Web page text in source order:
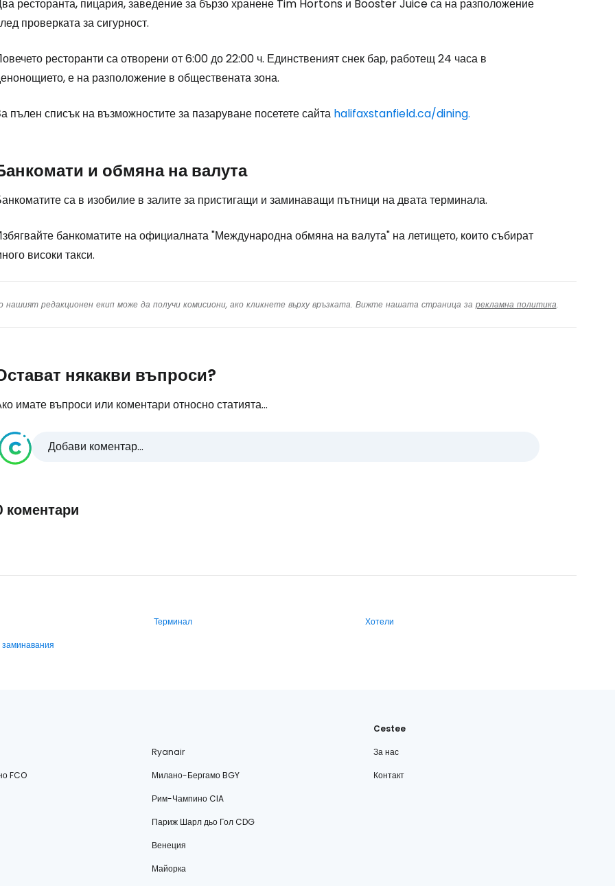
ресторанта, пицария, заведение за бързо хранене Tim Hortons и Booster Juice са на разположение
проверката за сигурност.
ресторанти са отворени от 6:00 до 22:00 ч. Единственият снек бар, работещ 24 часа в
е на разположение в обществената зона.
пълен списък на възможностите за пазаруване посетете сайта halifaxstanfield.ca/dining.
и обмяна на валута
са в изобилие в залите за пристигащи и заминаващи пътници на двата терминала.
банкоматите на официалната "Международна обмяна на валута" на летището, които събират
високи такси.
редакционен екип може да получи комисиони, ако кликнете върху връзката. Вижте нашата страница за рекламна политика.
някакви въпроси?
имате въпроси или коментари относно статията...
Добави коментар...
коментари
Терминал
Хотели
Ryanair
FCO
Милано-Бергамо BGY
Рим-Чампино CIA
Париж Шарл дьо Гол CDG
Венеция
Майорка
Cestee
За нас
Контакт